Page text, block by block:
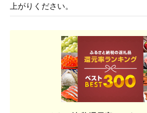
上がりください。